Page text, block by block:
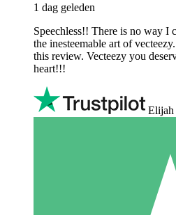
1 dag geleden
Speechless!! There is no way I
the inesteemable art of
this review. Vecteezy you
heart!!!
Elijah